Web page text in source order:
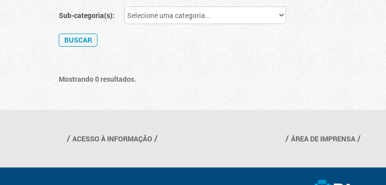
Sub-categoria(s):
Mostrando 0 resultados.
Outros links
ACESSO À INFORMAÇÃO ÁREA DE IMPRENSA